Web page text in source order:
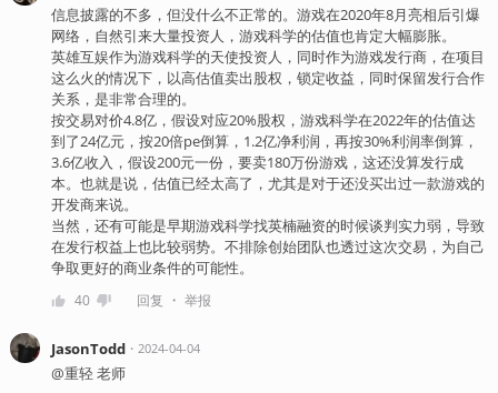
信息披露的不多，但没什么不正常的。游戏在2020年8月亮相后引爆
网络，自然引来大量投资人，游戏科学的估值也肯定大幅膨胀。
英雄互娱作为游戏科学的天使投资人，同时作为游戏发行商，在项目
这么火的情况下，以高估值卖出股权，锁定收益，同时保留发行合作
关系，是非常合理的。
按交易对价4.8亿，假设对应20%股权，游戏科学在2022年的估值达
到了24亿元，按20倍pe倒算，1.2亿净利润，再按30%利润率倒算，
3.6亿收入，假设200元一份，要卖180万份游戏，这还没算发行成
本。也就是说，估值已经太高了，尤其是对于还没买出过一款游戏的
开发商来说。
当然，还有可能是早期游戏科学找英楠融资的时候谈判实力弱，导致
在发行权益上也比较弱势。不排除创始团队也透过这次交易，为自己
争取更好的商业条件的可能性。
40 回复 ・ 举报
JasonTodd・ 2024-04-04
@重轻 老师